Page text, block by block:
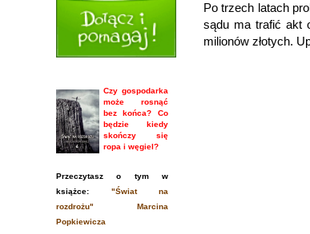
Po trzech latach
sądu ma trafić akt
milionów złotych.
Czy gospodarka
może rosnąć
bez końca? Co
będzie kiedy
skończy się
ropa i węgiel?
Przeczytasz o tym w
książce: "Świat na
rozdrożu" Marcina
Popkiewicza